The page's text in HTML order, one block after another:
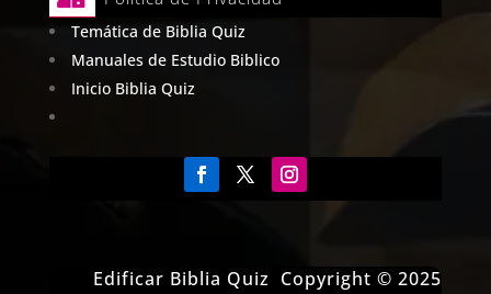
Temática de Biblia Quiz
Manuales de Estudio Biblico
Inicio Biblia Quiz
Edificar Biblia Quiz Copyright © 2025